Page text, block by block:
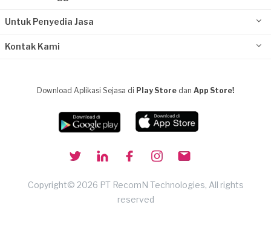
Untuk Penyedia Jasa
Kontak Kami
Download Aplikasi Sejasa di Play Store dan App Store!
Copyright© 2026 PT RecomN Technologies, All rights
reserved